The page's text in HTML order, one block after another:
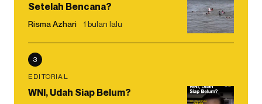
Setelah Bencana?
Risma Azhari 1 bulan lalu
3
EDITORIAL
WNI, Udah Siap Belum?